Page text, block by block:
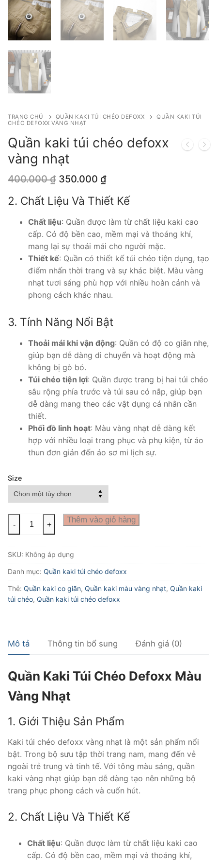
TRANG CHỦ QUẦN KAKI TÚI CHÉO DEFOXX
QUẦN KAKI TÚI
CHÉO DEFOXX VÀNG NHẠT
Quần kaki túi chéo defoxx
vàng nhạt
400.000₫ Giá
là:
400.000 ₫.
350.000 ₫Giá
tại
là:
350.000 ₫.
2. Chất Liệu Và Thiết Kế
Chất liệu: Quần được làm từ chất liệu kaki cao
cấp. Có độ bền cao, mềm mại và thoáng khí,
mang lại sự thoải mái cho người mặc.
Thiết kế: Quần có thiết kế túi chéo tiện dụng, tạo
điểm nhấn thời trang và sự khác biệt. Màu vàng
nhạt tươi sáng phù hợp với nhiều hoàn cảnh và
phong cách khác nhau.
3. Tính Năng Nổi Bật
Thoải mái khi vận động: Quần có độ co giãn nhẹ,
giúp bạn dễ dàng di chuyển và hoạt động mà
không bị gò bó.
Túi chéo tiện lợi: Quần được trang bị hai túi chéo
sâu rộng phía trước và túi sau có nắp, giúp bạn
dễ dàng mang theo các vật dụng cá nhân cần
thiết.
Phối đồ linh hoạt: Màu vàng nhạt dễ dàng kết
hợp với nhiều loại trang phục và phụ kiện, từ áo
thun đơn giản đến áo sơ mi lịch sự.
Size
kaki
chéo
defoxx
nhạt
số
- + Thêm vào giỏ hàng
SKU: Không áp dụng
Danh mục: Quần kaki túi chéo defoxx
Thẻ: Quần kaki co giãn, Quần kaki màu vàng nhạt, Quần kaki
túi chéo, Quần kaki túi chéo defoxx
Mô tả Thông tin bổ sung Đánh giá (0)
Quần Kaki Túi Chéo Defoxx Màu
Vàng Nhạt
1. Giới Thiệu Sản Phẩm
Kaki túi chéo defoxx vàng nhạt là một sản phẩm nổi
bật. Trong bộ sưu tập thời trang nam, mang đến vẻ
ngoài trẻ trung và tinh tế. Với tông màu sáng, quần
kaki vàng nhạt giúp bạn dễ dàng tạo nên những bộ
trang phục phong cách và cuốn hút.
2. Chất Liệu Và Thiết Kế
Chất liệu: Quần được làm từ chất liệu kaki cao
cấp. Có độ bền cao, mềm mại và thoáng khí,